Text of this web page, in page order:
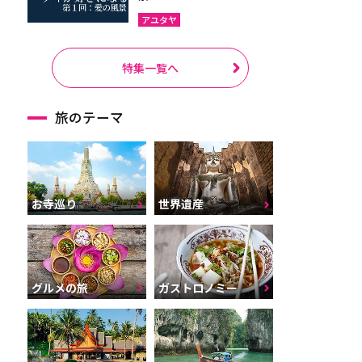
アユタヤ
特集一覧へ
旅のテーマ
お寺巡り 世界遺産
グルメの旅 ガストロノミー